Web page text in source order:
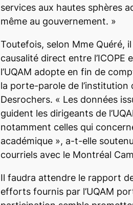
services aux hautes sphères
même au gouvernement. »
Toutefois, selon Mme Quéré, il
causalité direct entre l’ICOPE
l’UQAM adopte en fin de
la porte-parole de
Desrochers. « Les données
guident les dirigeants de
notamment celles qui
académique », a-t-elle
courriels avec le Montréal
Il faudra attendre le rapport
efforts fournis par l’UQAM